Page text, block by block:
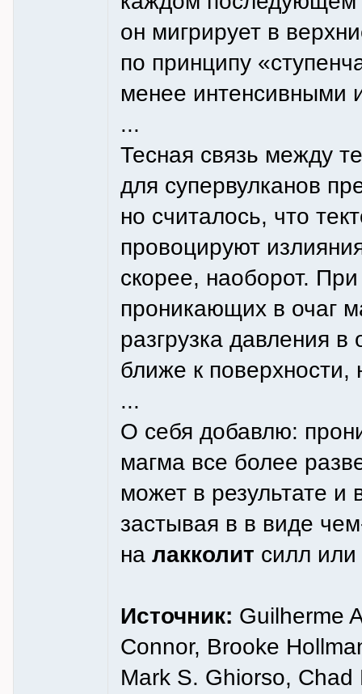
он мигрирует в
по принципу
менее интенсивными
...
Тесная связь между
для супервулканов
но считалось, что
провоцируют
скорее, наоборот.
проникающих в очаг
разгрузка давления
ближе к поверхности,
...
О себя добавлю:
магма все более
может в результате и
застывая в в виде
на лакколит силл
Источник: Guilherme
Connor, Brooke
Mark S. Ghiorso,